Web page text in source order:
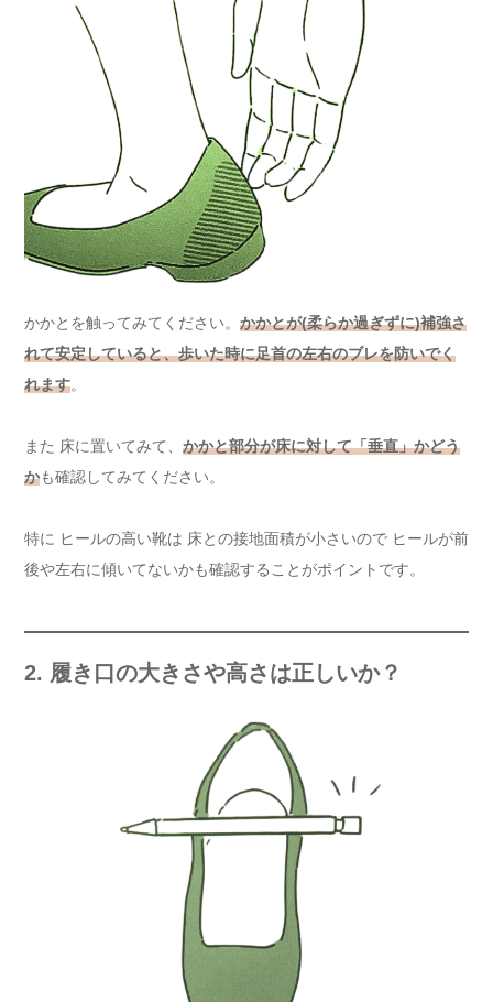
かかとを触ってみてください。 かかとが(柔らか過ぎずに)補強さ
れて安定していると、歩いた時に足首の左右のブレを防いでく
れます。
また 床に置いてみて、 かかと部分が床に対して「垂直」かどう
かも確認してみてください。
特に ヒールの高い靴は 床との接地面積が小さいので ヒールが前
後や左右に傾いてないかも確認することがポイントです。
2. 履き口の大きさや高さは正しいか？